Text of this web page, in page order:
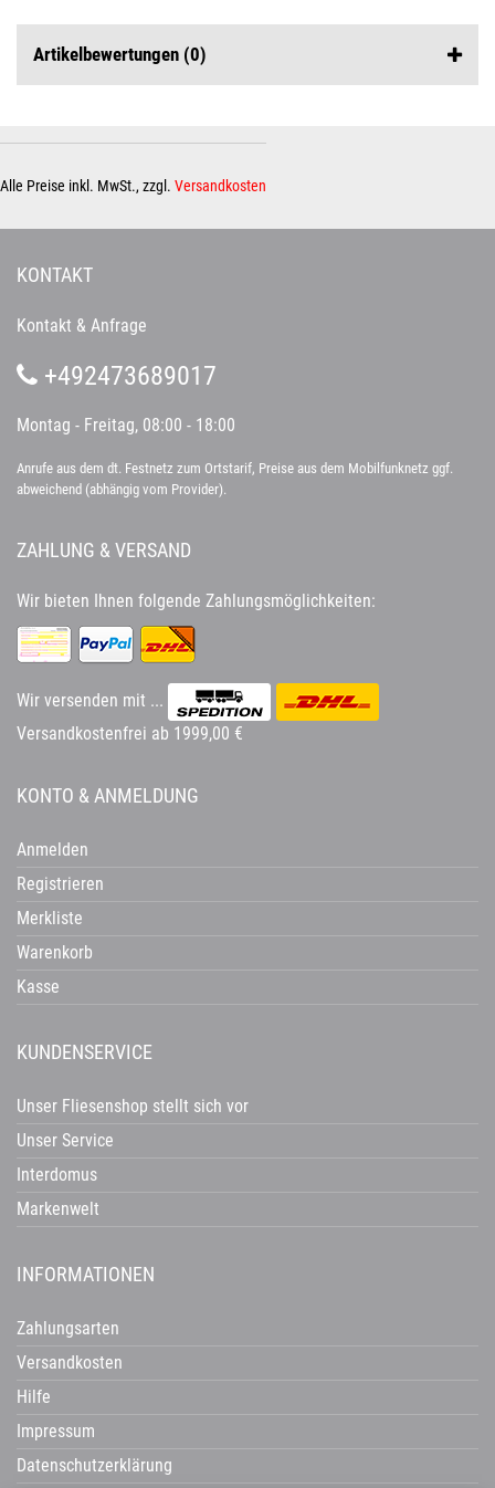
Artikelbewertungen (0)
Alle Preise inkl. MwSt., zzgl. Versandkosten
KONTAKT
Kontakt & Anfrage
+492473689017
Montag - Freitag, 08:00 - 18:00
Anrufe aus dem dt. Festnetz zum Ortstarif, Preise aus dem Mobilfunknetz ggf.
abweichend (abhängig vom Provider).
ZAHLUNG & VERSAND
Wir bieten Ihnen folgende Zahlungsmöglichkeiten:
Wir versenden mit ...
Versandkostenfrei ab 1999,00 €
KONTO & ANMELDUNG
Anmelden
Registrieren
Merkliste
Warenkorb
Kasse
KUNDENSERVICE
Unser Fliesenshop stellt sich vor
Unser Service
Interdomus
Markenwelt
INFORMATIONEN
Zahlungsarten
Versandkosten
Hilfe
Impressum
Datenschutzerklärung